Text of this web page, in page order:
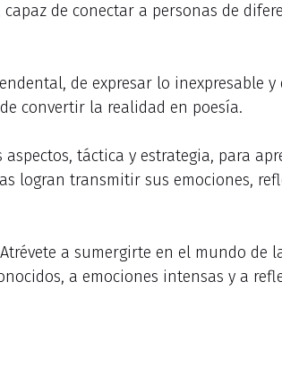
de conectar a personas de
de expresar lo inexpresable y
convertir la realidad en poesía.
táctica y estrategia, para
logran transmitir sus emociones,
a sumergirte en el mundo de
a emociones intensas y a